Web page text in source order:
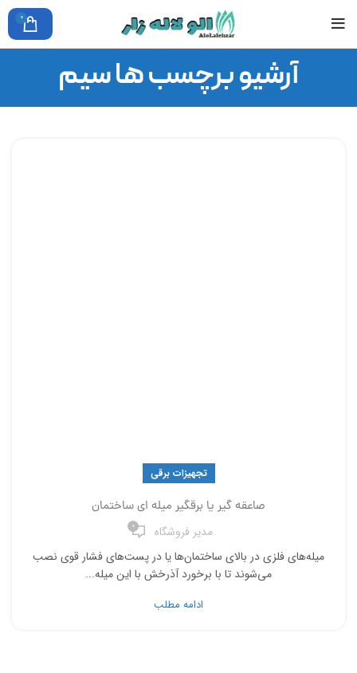
0
آرشیو برچسب ها سیم
تجهیزات برقی
صاعقه گیر یا برقگیر میله ای ساختمان
مدیر فروشگاه 0
میله‌های فلزی در بالای ساختمان‌ها یا در پست‌های فشار قوی نصب
می‌شوند تا با برخورد آذرخش با این میله‌...
ادامه مطلب